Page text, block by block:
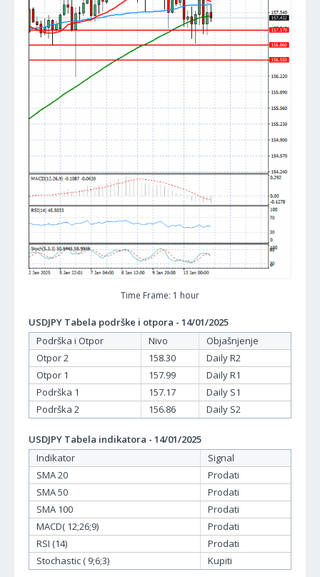
Time Frame: 1 hour
USDJPY Tabela podrške i otpora - 14/01/2025
Podrška i Otpor
Nivo
Objašnjenje
Otpor 2
158.30
Daily R2
Otpor 1
157.99
Daily R1
Podrška 1
157.17
Daily S1
Podrška 2
156.86 Daily S2
USDJPY Tabela indikatora - 14/01/2025
Indikator
Signal
SMA 20
Prodati
SMA 50
Prodati
SMA 100
Prodati
MACD( 12;26;9)
Prodati
RSI (14)
Prodati
Stochastic ( 9;6;3)
Kupiti